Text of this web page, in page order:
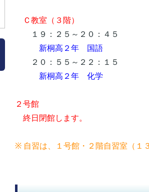
Ｃ教室（３階）
１９：２５～２０：４５
新桐高２年 国語
２０：５５～２２：１５
新桐高２年 化学
２号館
終日閉館します。
※ 自習は、１号館・２階自習室（１